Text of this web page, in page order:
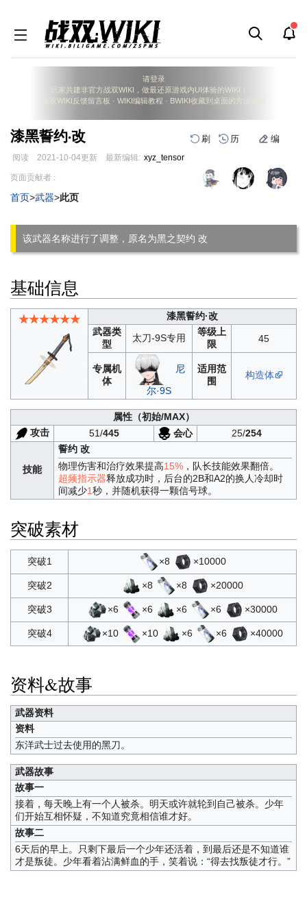
请登录
玩家共建非官方战双WIKI，做最还原游戏内UI体验的WIKI！
战双WIKI反馈留言板 · WIKI编辑教程 · BWIKI收藏到桌面的方法说明
漆黑誓约·改 刷 历 编
阅读 2021-10-04更新 最新编辑: xyz_tensor
跳
导
跳
搜
页面贡献者 :
首页>武器>此页
该武器名称进行了调整，原名为黑之契约 改
基础信息
★★★★★★
漆黑誓约·改
武器类
型
太刀-9S专用
等级上
限
45
专属机
体
尼
尔·9S
适用范
围
构造体
属性（初始/MAX）
攻击
51/445 会心 25/254
技能
誓约 改
物理伤害和治疗效果提高15%，队长技能效果翻倍。
超频指示器释放成功时，后台的2B和A2的换人冷却时
间减少1秒，并随机获得一颗信号球。
突破素材
突破1 ×8 ×10000
突破2 ×8 ×8 ×20000
突破3 ×6 ×6 ×6 ×6 ×30000
突破4 ×10 ×10 ×6 ×6 ×40000
资料&故事
武器资料
资料
东洋武士过去使用的黑刀。
武器故事
故事一
接着，每天晚上有一个人被杀。明天或许就轮到自己被杀。少年
们开始互相怀疑，不知道究竟相信谁才好。
故事二
6天后的早上。只剩下最后一个少年还活着，到最后还是不知道谁
才是叛徒。少年看着沾满鲜血的手，笑着说：“得去找叛徒才行。”